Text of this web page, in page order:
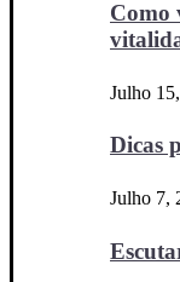
Como
Julho
Dicas
Julho 7,